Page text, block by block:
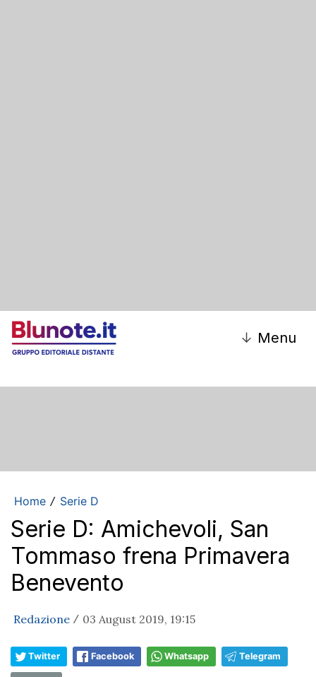
↓ Menu
Home / Serie D
Serie D: Amichevoli, San
Tommaso frena Primavera
Benevento
Redazione / 03 August 2019, 19:15
Twitter Facebook Whatsapp Telegram